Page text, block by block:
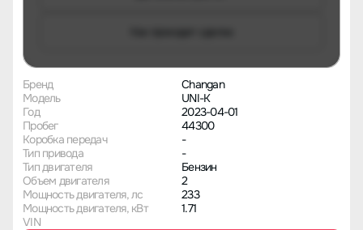
Бренд
Changan
Модель
UNI-K
Год
2023-04-01
Пробег
44300
Коробка передач
-
Тип привода
-
Тип двигателя
Бензин
Объем двигателя
2
Мощность двигателя, лс
233
Мощность двигателя, кВт
1.71
VIN